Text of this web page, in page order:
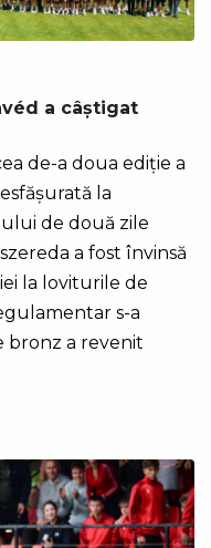
a câștigat
de-a doua ediție a
la
de două zile
a fost învinsă
la loviturile de
s-a
bronz a revenit